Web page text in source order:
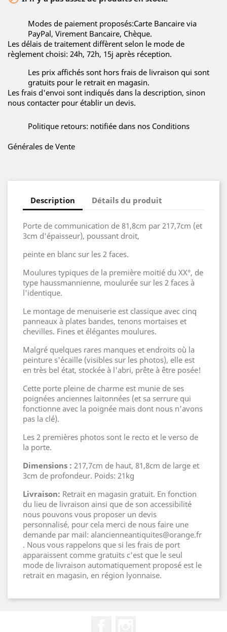
Modes de paiement proposés:Carte Bancaire via
PayPal, Virement Bancaire, Chèque.
Les délais de traitement diffèrent selon le mode de
règlement choisi: 24h, 72h, 15j après réception.
Les prix affichés sont hors frais de livraison qui sont
gratuits pour le retrait en magasin.
Les frais d'envoi sont indiqués dans la description, sinon
nous contacter pour établir un devis.
Politique retours: notifiée dans nos Conditions
Générales de Vente
Description Détails du produit
Porte de communication de 81,8cm par 217,7cm (et
3cm d'épaisseur), poussant droit,
peinte en blanc sur les 2 faces.
Moulures typiques de la première moitié du XX°, de
type haussmannienne, moulurée sur les 2 faces à
l'identique.
Le montage de menuiserie est classique avec cinq
panneaux à plates bandes, tenons mortaises et
chevilles. Fines et élégantes moulures.
Malgré quelques rares manques et endroits où la
peinture s'écaille (visibles sur les photos), elle est
en très bel état, stockée à l'abri, prête à être posée!
Cette porte pleine de charme est munie de ses
poignées anciennes laitonnées (et sa serrure qui
fonctionne avec la poignée mais dont nous n'avons
pas la clé).
Les 2 premières photos sont le recto et le verso de
la porte.
Dimensions : 217,7cm de haut, 81,8cm de large et
3cm de profondeur. Poids: 21kg
Livraison: Retrait en magasin gratuit. En fonction
du lieu de livraison ainsi que de son accessibilité
nous pouvons vous proposer un devis
personnalisé, pour cela merci de nous faire une
demande par mail: alancienneantiquites@orange.fr
. Nous vous rappelons que si les frais de port
apparaissent comme gratuits c'est que le seul
mode de livraison automatiquement proposé est le
retrait en magasin, en région lyonnaise.